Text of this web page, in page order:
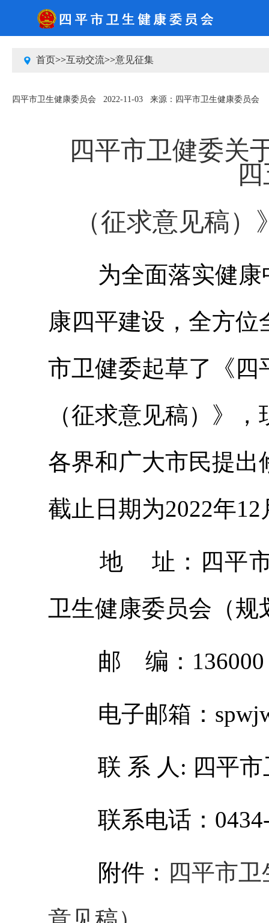
2026-8-7 星期五
首页>>互动交流>>意见征集
四平市卫生健康委员会 2022-11-03 来源：四平市卫生健康委员会
四平市卫健委关
（征求意见稿
为全面落实健
康四平建设， 全方位
市卫健委起草了 《 四
（征求意见稿）》
各界和广大市民提出
截止日期为2022年12
地 址：
四平
卫生健康委员会（规
邮 编： 136000
电子邮箱：
联 系 人 : 四平
联系电话：
附件： 四平市